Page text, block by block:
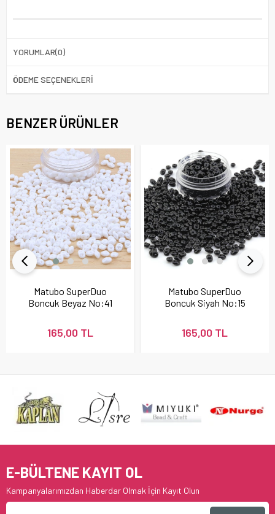
YORUMLAR(0)
ÖDEME SEÇENEKLERI
BENZER ÜRÜNLER
Matubo SuperDuo
Boncuk Beyaz No:41
165,00 TL
Matubo SuperDuo
Boncuk Siyah No:15
165,00 TL
E-BÜLTENE KAYIT OL
Kampanyalarımızdan Haberdar Olmak İçin Kayıt Olun